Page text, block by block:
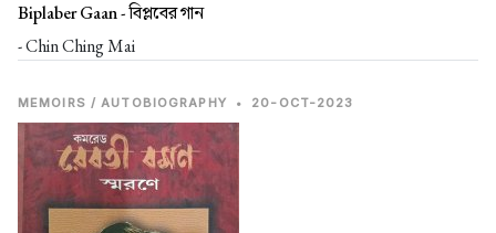
Biplaber Gaan -বিপ্লবের গান
- Chin Ching Mai
MEMOIRS / AUTOBIOGRAPHY • 20-OCT-2023